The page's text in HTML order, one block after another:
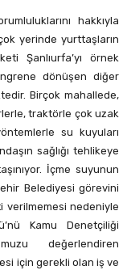
hakkıyla
yerinde yurttaşların
Şanlıurfa’yı örnek
dönüşen diğer
Birçok mahallede,
traktörle çok uzak
su kuyuları
sağlığı tehlikeye
İçme suyunun
Belediyesi görevini
verilmemesi nedeniyle
Kamu Denetçiliği
değerlendiren
için gerekli olan iş ve